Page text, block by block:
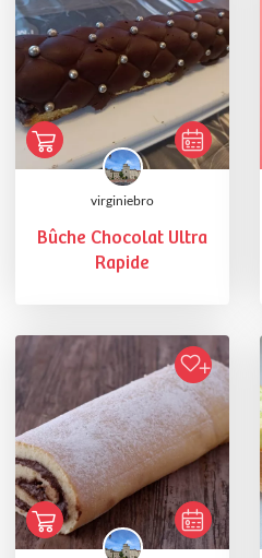
virginiebro
Bûche Chocolat Ultra
Rapide